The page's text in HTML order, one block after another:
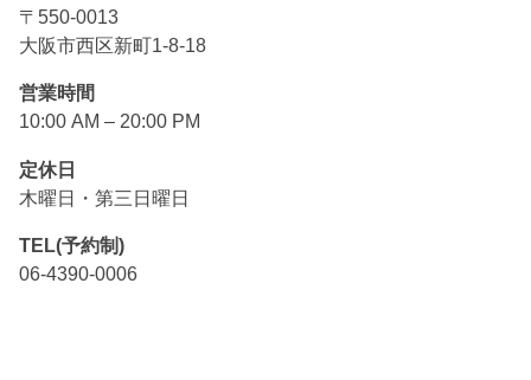
〒550-0013
大阪市西区新町1-8-18
営業時間
10:00 AM – 20:00 PM
定休日
木曜日・第三日曜日
TEL(予約制)
06-4390-0006